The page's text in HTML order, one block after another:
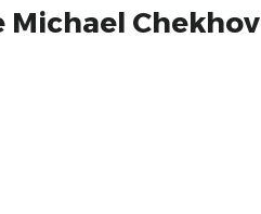
Michael Chekhov